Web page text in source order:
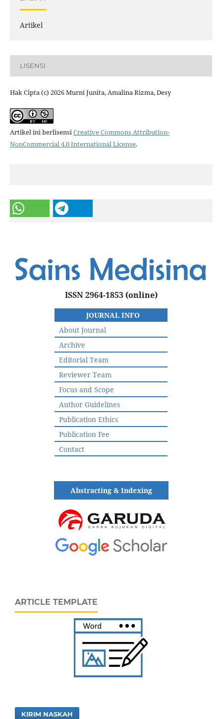
Artikel
LISENSI
Hak Cipta (c) 2026 Murni Junita, Amalina Rizma, Desy
Artikel ini berlisensiCreative Commons Attribution-
NonCommercial 4.0 International License.
ISSN 2964-1853 (online)
JOURNAL INFO
About Journal
Archive
Editorial Team
Reviewer Team
Focus and Scope
Author Guidelines
Publication Ethics
Publication Fee
Contact
Abstracting & Indexing
ARTICLE TEMPLATE
KIRIM NASKAH